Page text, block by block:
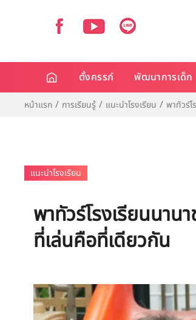
ตั้งครรภ์ พัฒนาการเด็ก
หน้าแรก การเรียนรู้ แนะนำโรงเรียน พาทัวร์
แนะนำโรงเรียน
พาทัวร์โรงเรียนนาน
ที่เล่นคือที่เดียวกัน